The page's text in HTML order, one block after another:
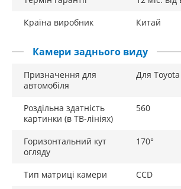
Країна виробник
Китай
Камери заднього виду
Призначення для
автомобіля
Для Toyota
Роздільна здатність
картинки (в ТВ-лініях)
560
Горизонтальний кут
огляду
170°
Тип матриці камери
CCD